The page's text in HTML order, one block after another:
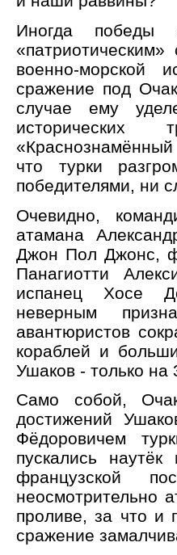
Иногда победы
военно-
сражение под
случае ему
исторических
что турки
победителями, ни
Очевидно,
атамана
Джон Пол Джонс,
Панагиотти
испанец Хосе
неверным
авантюристов
кораблей и
Ушаков - только на
Само собой,
достижений
Фёдоровичем
пускались
французской
неосмотрительно
проливе, за что и
сражение